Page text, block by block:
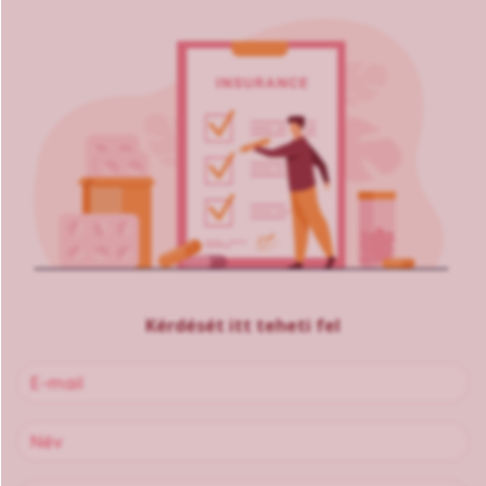
Kérdését itt teheti fel